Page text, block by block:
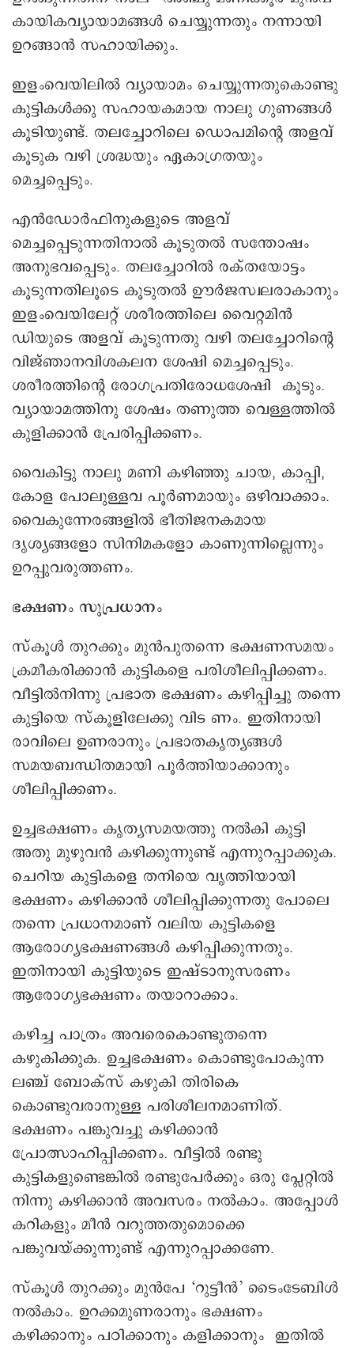
കായികവ്യായാമങ്ങൾ ചെയ്യുന്നതും നന്നായി
ഉറങ്ങാൻ സഹായിക്കും.
ഇളംവെയിലിൽ വ്യായാമം ചെയ്യുന്നതുകൊണ്ടു
കുട്ടികൾക്കു സഹായകമായ നാലു ഗുണങ്ങൾ
കൂടിയുണ്ട്. തലച്ചോറിലെ ഡൊപമിന്റെ അളവ്
കൂടുക വഴി ശ്രദ്ധയും ഏകാഗ്രതയും
മെച്ചപ്പെടും.
എൻഡോർഫിനുകളുടെ അളവ്
മെച്ചപ്പെടുന്നതിനാൽ കൂടുതൽ സന്തോഷം
അനുഭവപ്പെടും. തലച്ചോറിൽ രക്തയോട്ടം
കൂടുന്നതിലൂടെ കൂടുതൽ ഊർജസ്വലരാകാനും
ഇളംവെയിലേറ്റ് ശരീരത്തിലെ വൈറ്റമിൻ
ഡിയുടെ അളവ് കൂടുന്നതു വഴി തലച്ചോറിന്റെ
വിജ്ഞാനവിശകലന ശേഷി മെച്ചപ്പെടും.
ശരീരത്തിന്റെ രോഗപ്രതിരോധശേഷി കൂടും.
വ്യായാമത്തിനു ശേഷം തണുത്ത വെള്ളത്തിൽ
കുളിക്കാൻ പ്രേരിപ്പിക്കണം.
വൈകിട്ടു നാലു മണി കഴിഞ്ഞു ചായ, കാപ്പി,
കോള പോലുള്ളവ പൂർണമായും ഒഴിവാക്കാം.
വൈകുന്നേരങ്ങളിൽ ഭീതിജനകമായ
ദൃശ്യങ്ങളോ സിനിമകളോ കാണുന്നില്ലെന്നും
ഉറപ്പുവരുത്തണം.
ഭക്ഷണം സുപ്രധാനം
സ്കൂൾ തുറക്കും മുൻപുതന്നെ ഭക്ഷണസമയം
ക്രമീകരിക്കാൻ കുട്ടികളെ പരിശീലിപ്പിക്കണം.
വീട്ടിൽനിന്നു പ്രഭാത ഭക്ഷണം കഴിപ്പിച്ചു തന്നെ
കുട്ടിയെ സ്കൂളിലേക്കു വിട ണം. ഇതിനായി
രാവിലെ ഉണരാനും പ്രഭാതകൃത്യങ്ങൾ
സമയബന്ധിതമായി പൂർത്തിയാക്കാനും
ശീലിപ്പിക്കണം.
ഉച്ചഭക്ഷണം കൃത്യസമയത്തു നൽകി കുട്ടി
അതു മുഴുവൻ കഴിക്കുന്നുണ്ട് എന്നുറപ്പാക്കുക.
ചെറിയ കുട്ടികളെ തനിയെ വൃത്തിയായി
ഭക്ഷണം കഴിക്കാൻ ശീലിപ്പിക്കുന്നതു പോലെ
തന്നെ പ്രധാനമാണ് വലിയ കുട്ടികളെ
ആരോഗ്യഭക്ഷണങ്ങൾ കഴിപ്പിക്കുന്നതും.
ഇതിനായി കുട്ടിയുടെ ഇഷ്ടാനുസരണം
ആരോഗ്യഭക്ഷണം തയാറാക്കാം.
കഴിച്ച പാത്രം അവരെകൊണ്ടുതന്നെ
കഴുകിക്കുക. ഉച്ചഭക്ഷണം കൊണ്ടുപോകുന്ന
ലഞ്ച് ബോക്സ് കഴുകി തിരികെ
കൊണ്ടുവരാനുള്ള പരിശീലനമാണിത്.
ഭക്ഷണം പങ്കുവച്ചു കഴിക്കാൻ
പ്രോത്സാഹിപ്പിക്കണം. വീട്ടിൽ രണ്ടു
കുട്ടികളുണ്ടെങ്കിൽ രണ്ടുപേർക്കും ഒരു പ്ലേറ്റിൽ
നിന്നു കഴിക്കാൻ അവസരം നൽകാം. അപ്പോൾ
കറികളും മീൻ വറുത്തതുമൊക്കെ
പങ്കുവയ്ക്കുന്നുണ്ട് എന്നുറപ്പാക്കണേ.
സ്കൂൾ തുറക്കും മുൻപേ ‘റുട്ടീൻ’ ടൈംടേബിൾ
നൽകാം. ഉറക്കമുണരാനും ഭക്ഷണം
കഴിക്കാനും പഠിക്കാനും കളിക്കാനും ഇതിൽ